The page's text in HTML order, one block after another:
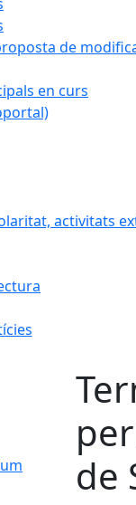
de
en curs
activitats
de